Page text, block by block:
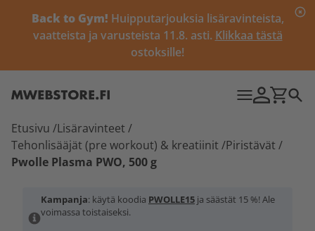
Back to Gym! Huipputarjouksia lisäravinteista,
vaatteista ja varusteista 11.8. asti. Klikkaa tästä
ostoksille!
Etusivu /Lisäravinteet /
Tehonlisääjät (pre workout) & kreatiinit /Piristävät /
Pwolle Plasma PWO, 500 g
Kampanja: käytä koodia PWOLLE15 ja säästät 15 %! Ale
voimassa toistaiseksi.